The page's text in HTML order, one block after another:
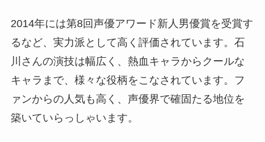
2014年には第8回声優アワード新人男優賞を受賞す
るなど、実力派として高く評価されています。石
川さんの演技は幅広く、熱血キャラからクールな
キャラまで、様々な役柄をこなされています。フ
ァンからの人気も高く、声優界で確固たる地位を
築いていらっしゃいます。